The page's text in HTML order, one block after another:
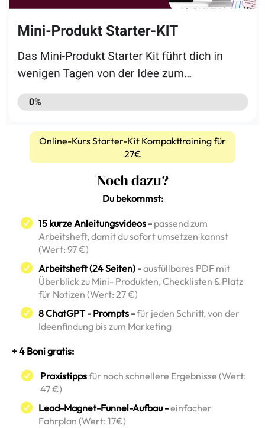
Online-Kurs Starter-Kit Kompakttraining für
27€
Noch dazu?
Du bekommst:
15 kurze Anleitungsvideos - passend zum
Arbeitsheft, damit du sofort umsetzen kannst
(Wert: 97 €)
Arbeitsheft (24 Seiten) -ausfüllbares PDF mit
Überblick zu Mini- Produkten, Checklisten & Platz
für Notizen (Wert: 27 €)
8 ChatGPT - Prompts -für jeden Schritt, von der
Ideenfindung bis zum Marketing
+ 4 Boni gratis:
Praxistippsfür noch schnellere Ergebnisse (Wert:
47 €)
Lead-Magnet-Funnel-Aufbau -einfacher
Fahrplan (Wert: 17€)